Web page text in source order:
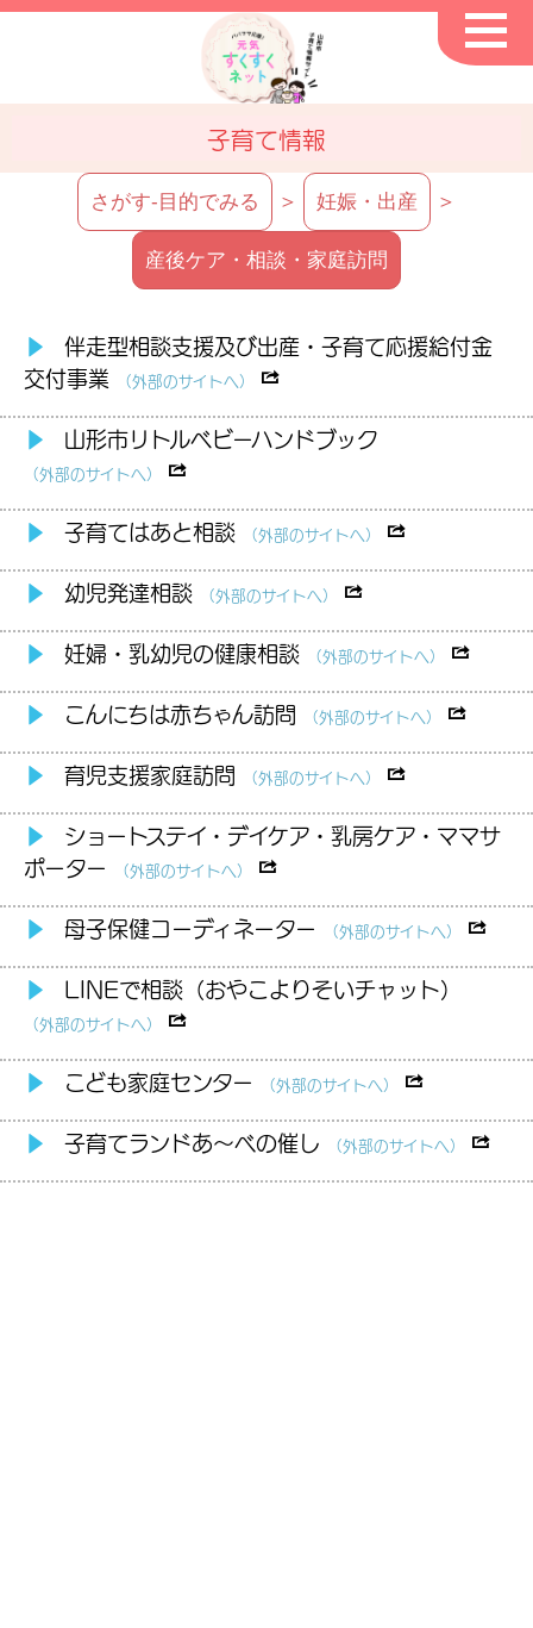
子育て情報
さがす-目的でみる ＞ 妊娠・出産 ＞
産後ケア・相談・家庭訪問
▶ 伴走型相談支援及び出産・子育て応援給付金
交付事業
（外部のサイトへ）
▶ 山形市リトルベビーハンドブック
（外部のサイトへ）
▶ 子育てはあと相談 （外部のサイトへ）
▶ 幼児発達相談 （外部のサイトへ）
▶ 妊婦・乳幼児の健康相談 （外部のサイトへ）
▶ こんにちは赤ちゃん訪問 （外部のサイトへ）
▶ 育児支援家庭訪問 （外部のサイトへ）
▶ ショートステイ・デイケア・乳房ケア・ママサ
ポーター
（外部のサイトへ）
▶ 母子保健コーディネーター （外部のサイトへ）
▶ LINEで相談（おやこよりそいチャット）
（外部のサイトへ）
▶ こども家庭センター （外部のサイトへ）
▶ 子育てランドあ～べの催し （外部のサイトへ）